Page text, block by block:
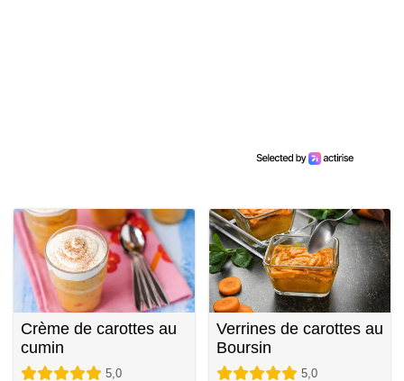
Crème de carottes au
cumin
5,0
Verrines de carottes au
Boursin
5,0